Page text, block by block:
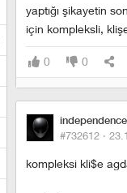
yaptığı şikayetin
için kompleksli,
0 0
independence
#732612 ·
kompleksi kli$e